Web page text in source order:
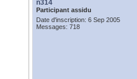
n314
Participant assidu
Date d'inscription: 6 Sep 2005
Messages: 718